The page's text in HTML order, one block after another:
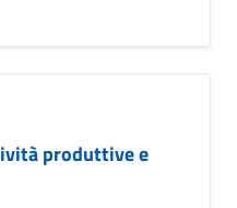
produttive e